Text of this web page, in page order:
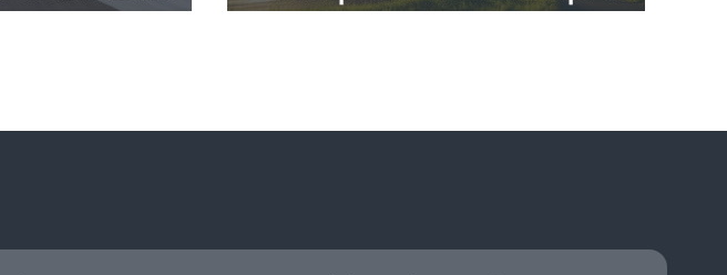
toekomst
Transitie te Versnellen